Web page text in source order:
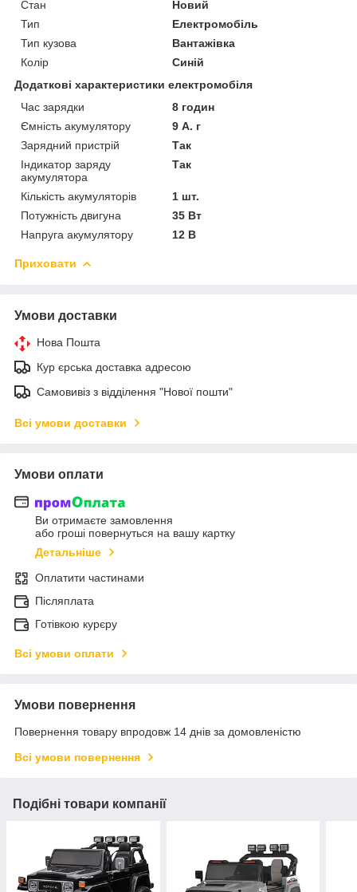
Стан
Новий
Тип
Електромобіль
Тип кузова
Вантажівка
Колір
Синій
Додаткові характеристики електромобіля
Час зарядки
8 годин
Ємність акумулятору
9 А. г
Зарядний пристрій
Так
Індикатор заряду
акумулятора
Так
Кількість акумуляторів
1 шт.
Потужність двигуна
35 Вт
Напруга акумулятору
12 В
Приховати
Умови доставки
Нова Пошта
Кур єрська доставка адресою
Самовивіз з відділення "Нової пошти"
Всі умови доставки
Умови оплати
Ви отримаєте замовлення
або гроші повернуться на вашу картку
Детальніше
Оплатити частинами
Післяплата
Готівкою курєру
Всі умови оплати
Умови повернення
Повернення товару впродовж 14 днів за домовленістю
Всі умови повернення
Подібні товари компанії